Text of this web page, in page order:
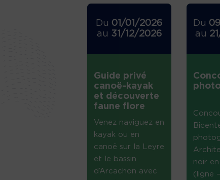
Du 01/01/2026
au 31/12/2026
Guide privé
canoë-kayak
et découverte
faune flore
Venez naviguez en
kayak ou en
canoë sur la Leyre
et le bassin
d’Arcachon avec
Du
au
noir
(ligne –